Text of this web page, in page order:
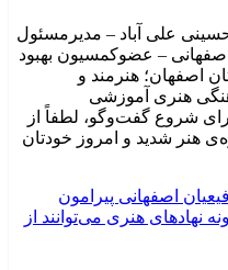
علی آباد – مدیرمسئول
– عضوکمسیون بهبود
اصفهان؛ هنرمند و
هنری آموزشی
شروع گفت‌وگو، لطفاً از
هنر شدید و امروز خودتان